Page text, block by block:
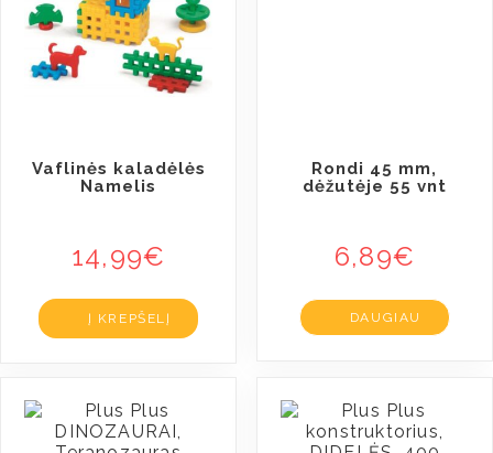
Vaflinės kaladėlės
Namelis
14,99€
Į KREPŠELĮ
Rondi 45 mm,
dėžutėje 55 vnt
6,89€
DAUGIAU